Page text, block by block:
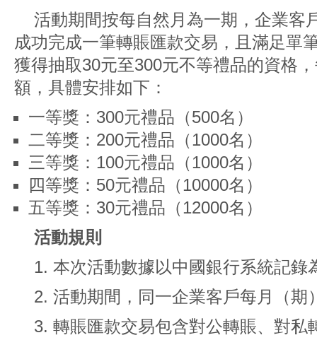
活動期間按每自然月為一期，企業客
成功完成一筆轉賬匯款交易，且滿足單
獲得抽取30元至300元不等禮品的資格
額，具體安排如下：
一等獎：300元禮品（500名）
二等獎：200元禮品（1000名）
三等獎：100元禮品（1000名）
四等獎：50元禮品（10000名）
五等獎：30元禮品（12000名）
活動規則
1. 本次活動數據以中國銀行系統記錄
2. 活動期間，同一企業客戶每月（期
3. 轉賬匯款交易包含對公轉賬、對私